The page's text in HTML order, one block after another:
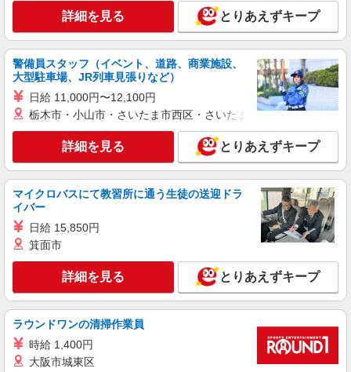
時給1500円〜1600円（経験・能力による） ※
残業代支給 ★交通費別途支給（規定あり） ゜
+゜・。○。・゜+゜・。○。・゜+゜ 入社祝い金10
万円支給(規定有) お友達を紹介頂くと, インセンテ
ィブ支給(規定有) ★月2回払い・週払い可能（規程
有）★ ゜・。○。・゜+゜・。○。・゜+゜
愛知県稲沢市のdocomoショップ
キープ 詳細を見る
紹介予定派遣
【Y!mobile】の携帯販売スタッフ
月給220000円〜 ※残業代支給 ★交通費別途支
給（規定あり） ゜+゜・。○。・゜+゜・。
○。・゜+゜ 入社祝い金10万円支給(規定有) お友達
を紹介頂くと, インセンティブ支給(規定有) ゜・。
愛知県稲沢市のY！mobileショップ
キープ 詳細を見る
紹介予定派遣
株式会社シエロ
【softbank】の携帯販売スタッフ
時給1400〜1600円（経験・能力による） ※残
業代支給 ★交通費別途支給（規定あり） ゜
+゜・。○。・゜+゜・。○。・゜+゜ 入社祝い金10
愛知県稲沢市のY!mobileショップ
詳細を見る とりあえずキープ
警備員スタッフ（イベント、道路、商業施設、
大型駐車場、JR列車見張りなど）
日給 11,000円〜12,100円
栃木市・小山市・さいたま市西区・さいたま市岩槻区・久喜市・
詳細を見る とりあえずキープ
マイクロバスにて教習所に通う生徒の送迎ドラ
イバー
日給 15,850円
箕面市
詳細を見る とりあえずキープ
ラウンドワンの清掃作業員
時給 1,400円
大阪市城東区